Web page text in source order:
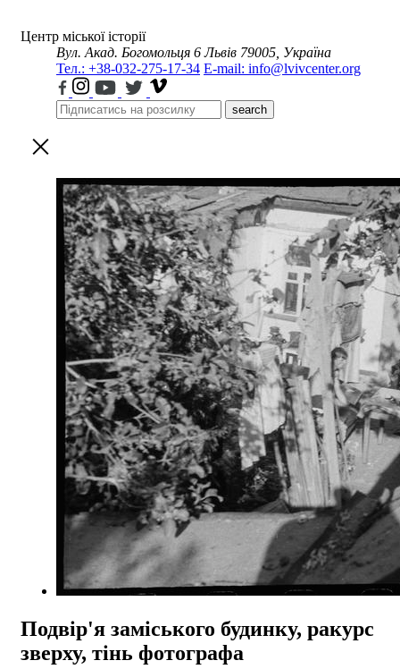
Центр міської історії
Вул. Акад. Богомольця 6 Львів 79005, Україна
Тел.: +38-032-275-17-34 E-mail: info@lvivcenter.org
search
Подвір'я заміського будинку, ракурс
зверху, тінь фотографа